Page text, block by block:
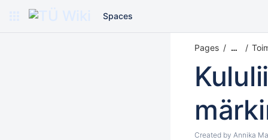
Spaces
Pages …
Created by Annika